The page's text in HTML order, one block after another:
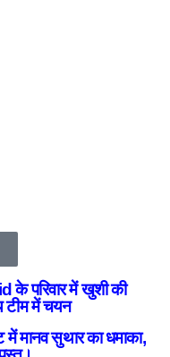
के परिवार में खुशी की
टीम में चयन
मानव सुथार का धमाका,